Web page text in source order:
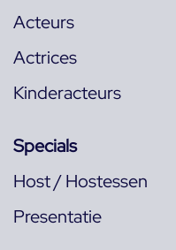
Acteurs
Actrices
Kinderacteurs
Specials
Host / Hostessen
Presentatie